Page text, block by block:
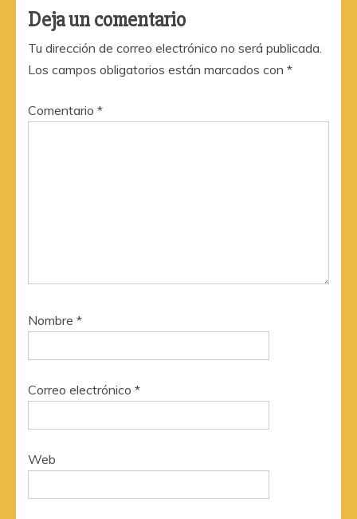
Deja un comentario
Tu dirección de correo electrónico no será publicada.
Los campos obligatorios están marcados con *
Comentario *
Nombre *
Correo electrónico *
Web